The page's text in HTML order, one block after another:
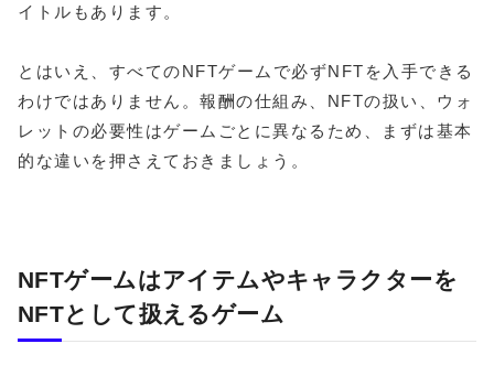
イトルもあります。
とはいえ、すべてのNFTゲームで必ずNFTを入手できる
わけではありません。報酬の仕組み、NFTの扱い、ウォ
レットの必要性はゲームごとに異なるため、まずは基本
的な違いを押さえておきましょう。
NFTゲームはアイテムやキャラクターを
NFTとして扱えるゲーム